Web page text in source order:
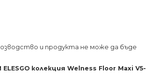
и продукта не може да бъде
колекция Welness Floor Maxi V5-